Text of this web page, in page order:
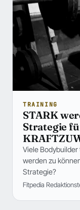
TRAINING
STARK
Strategie
Viele
werden zu
Strategie?
Fitpedia